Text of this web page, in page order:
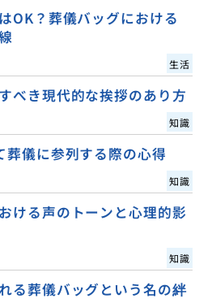
OK？葬儀バッグにおける
生活
べき現代的な挨拶のあり方
知識
葬儀に参列する際の心得
知識
ける声のトーンと心理的影
知識
る葬儀バッグという名の絆